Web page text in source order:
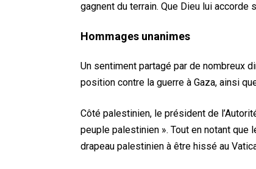
gagnent du terrain. Que Dieu lui accorde
Hommages unanimes
Un sentiment partagé par de nombreux
position contre la guerre à Gaza, ainsi
Côté palestinien, le président de
peuple palestinien ». Tout en notant que
drapeau palestinien à être hissé au